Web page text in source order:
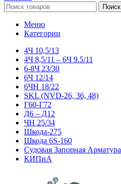
Поиск
Меню
Категории
4Ч 10,5/13
4Ч 8,5/11 – 6Ч 9.5/11
6-8Ч 23/30
6Ч 12/14
6ЧН 18/22
SKL (NVD-26, 36, 48)
Г60-Г72
Д6 – Д12
ЧН 25/34
Шкода-275
Шкода 6S-160
Судовая Запорная Арматура
КИПиА